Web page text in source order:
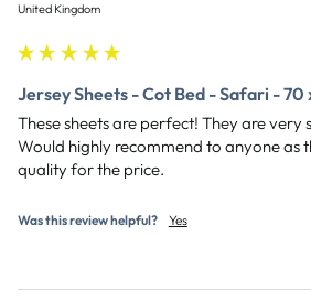
United Kingdom
Jersey Sheets - Cot Bed - Safari - 70
These sheets are perfect! They are very
Would highly recommend to anyone as
quality for the price.
Was this review helpful? Yes